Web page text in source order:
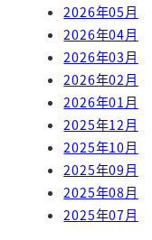
2026年05月
2026年04月
2026年03月
2026年02月
2026年01月
2025年12月
2025年10月
2025年09月
2025年08月
2025年07月